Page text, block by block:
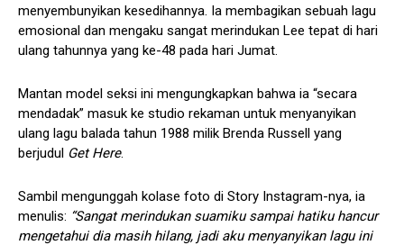
menyembunyikan kesedihannya. Ia membagikan sebuah lagu
emosional dan mengaku sangat merindukan Lee tepat di hari
ulang tahunnya yang ke-48 pada hari Jumat.
Mantan model seksi ini mengungkapkan bahwa ia “secara
mendadak” masuk ke studio rekaman untuk menyanyikan
ulang lagu balada tahun 1988 milik Brenda Russell yang
berjudul Get Here.
Sambil mengunggah kolase foto di Story Instagram-nya, ia
menulis: “Sangat merindukan suamiku sampai hatiku hancur
mengetahui dia masih hilang, jadi aku menyanyikan lagu ini